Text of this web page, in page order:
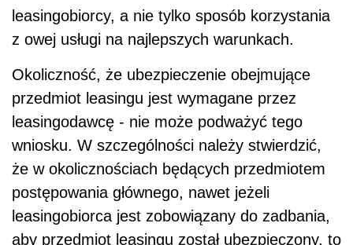
leasingobiorcy, a nie tylko sposób korzystania
z owej usługi na najlepszych warunkach.
Okoliczność, że ubezpieczenie obejmujące
przedmiot leasingu jest wymagane przez
leasingodawcę - nie może podważyć tego
wniosku. W szczególności należy stwierdzić,
że w okolicznościach będących przedmiotem
postępowania głównego, nawet jeżeli
leasingobiorca jest zobowiązany do zadbania,
aby przedmiot leasingu został ubezpieczony, to